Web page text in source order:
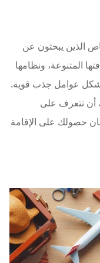
الذين يبحثون عن
المتنوعة، ونظامها
تُشكل عوامل جذب قوية.
أن تتعرف على
حصولك على الإقامة